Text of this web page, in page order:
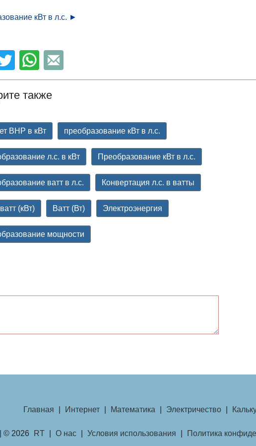
кВт в л.с. ►
также
BHP в кВт преобразование кВт в л.с.
л.с. в кВт Преобразование кВт в л.с.
ватт в л.с. Конвертация л.с. в ватты
(кВт) Ватт (Вт) Электроэнергия
мощности
Главная Интернет Математика Электричество
| © 2026 RT О нас Условия использования Политика